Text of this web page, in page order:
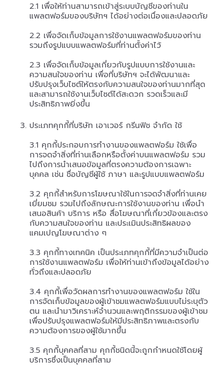
2.1 เพื่อให้ท่านสามารถเข้าสู่ระบบบัญชีของท่านใน
แพลตฟอร์มของบริษัทฯ ได้อย่างต่อเนื่องและปลอดภัย
2.2 เพื่อจัดเก็บข้อมูลการใช้งานแพลตฟอร์มของท่าน
รวมถึงรูปแบบแพลตฟอร์มที่ท่านตั้งค่าไว้
2.3 เพื่อจัดเก็บข้อมูลเกี่ยวกับรูปแบบการใช้งานและ
ความสนใจของท่าน เพื่อที่บริษัทฯ จะได้พัฒนาและ
ปรับปรุงเว็บไซต์ให้ตรงกับความสนใจของท่านมากที่สุด
และสามารถใช้งานเว็บไซต์ได้สะดวก รวดเร็วและมี
ประสิทธิภาพยิ่งขึ้น
ประเภทคุกกี้ที่บริษัท เอาเวอร์ กรีนฟิช จำกัด ใช้
3.1 คุกกี้ประกอบการทำงานของแพลตฟอร์ม ใช้เพื่อ
การจดจำสิ่งที่ท่านเลือกหรือตั้งค่าบนแพลตฟอร์ม รวม
ไปถึงการนำเสนอข้อมูลที่ตรงความต้องการเฉพาะ
บุคคล เช่น ชื่อบัญชีผู้ใช้ ภาษา และรูปแบบแพลตฟอร์ม
3.2 คุกกี้สำหรับการโฆษณาใช้ในการจดจำสิ่งที่ท่านเคย
เยี่ยมชม รวมไปถึงลักษณะการใช้งานของท่าน เพื่อนำ
เสนอสินค้า บริการ หรือ สื่อโฆษณาที่เกี่ยวข้องและตรง
กับความสนใจของท่าน และประเมินประสิทธิผลของ
แคมเปญโฆษณาต่าง ๆ
3.3 คุกกี้ทางเทคนิค เป็นประเภทคุกกี้ที่มีความจำเป็นต่อ
การใช้งานแพลตฟอร์ม เพื่อให้ท่านเข้าถึงข้อมูลได้อย่าง
ทั่วถึงและปลอดภัย
3.4 คุกกี้เพื่อวัดผลการทำงานของแพลตฟอร์ม ใช้ใน
การจัดเก็บข้อมูลของผู้เข้าชมแพลตฟอร์มแบบไม่ระบุตัว
ตน และนำมาวิเคราะห์จำนวนและพฤติกรรมของผู้เข้าชม
เพื่อปรับปรุงแพลตฟอร์มให้มีประสิทธิภาพและตรงกับ
ความต้องการของผู้ใช้มากขึ้น
3.5 คุกกี้บุคคลที่สาม คุกกี้ชนิดนี้จะถูกกำหนดใช้โดยผู้
บริการซึ่งเป็นบุคคลที่สาม